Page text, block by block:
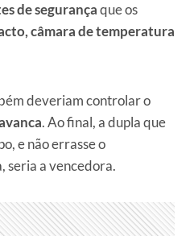
de segurançaque os
câmara de temperatura
deveriam controlar o
. Ao final, a dupla que
e não errasse o
seria a vencedora.